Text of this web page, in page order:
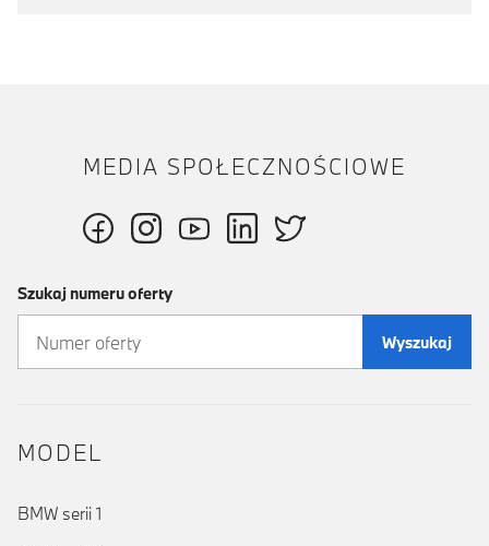
MEDIA SPOŁECZNOŚCIOWE
Szukaj numeru oferty
Wyszukaj
MODEL
BMW serii 1